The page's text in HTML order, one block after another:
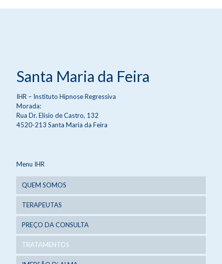
Santa Maria da Feira
IHR – Instituto Hipnose Regressiva
Morada:
Rua Dr. Elisio de Castro, 132
4520-213 Santa Maria da Feira
Menu IHR
QUEM SOMOS
TERAPEUTAS
PREÇO DA CONSULTA
TRATAMENTOS